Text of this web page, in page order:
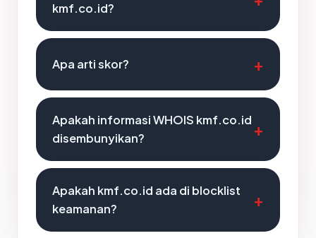
kmf.co.id?
Apa arti skor?
Apakah informasi WHOIS kmf.co.id
disembunyikan?
Apakah kmf.co.id ada di blocklist
keamanan?